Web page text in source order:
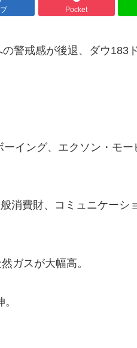
Pocket
警戒感が後退、ダウ183
イング、エクソン・モー
消費財、コミュニケーシ
ガスが大幅高。